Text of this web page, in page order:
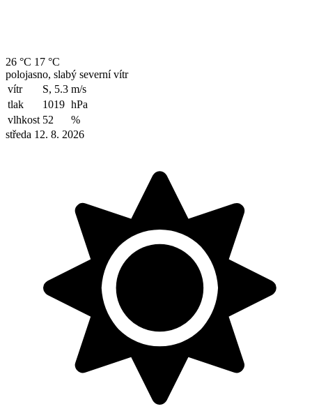
26 °C 17 °C
polojasno, slabý severní vítr
vítr
S, 5.3 m/s
tlak
1019 hPa
vlhkost 52
%
středa 12. 8. 2026